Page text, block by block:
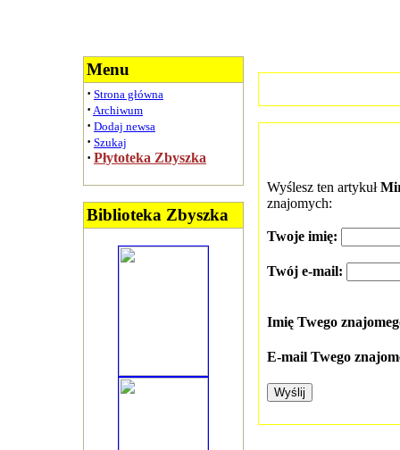
Menu
· Strona główna
· Archiwum
· Dodaj newsa
· Szukaj
· Płytoteka Zbyszka
Biblioteka Zbyszka
Wyślesz ten artykuł
znajomych:
Twoje imię:
Twój e-mail:
Imię Twego
E-mail Twego